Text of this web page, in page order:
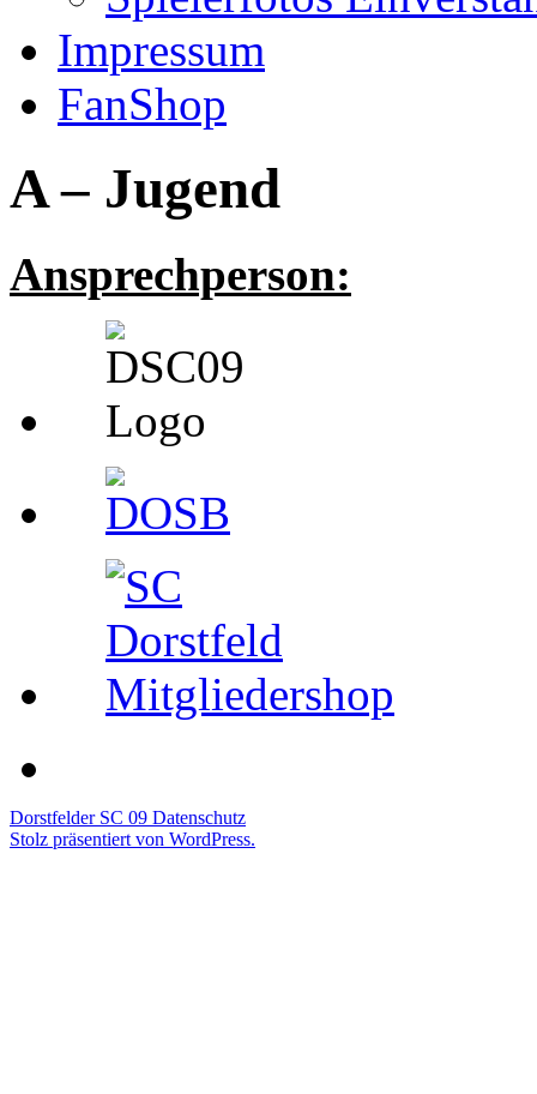
Impressum
FanShop
A – Jugend
Ansprechperson:
Dorstfelder SC 09 Datenschutz
Stolz präsentiert von WordPress.